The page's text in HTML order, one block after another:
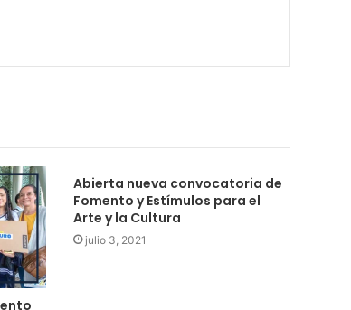
Abierta nueva convocatoria de
Fomento y Estímulos para el
Arte y la Cultura
julio 3, 2021